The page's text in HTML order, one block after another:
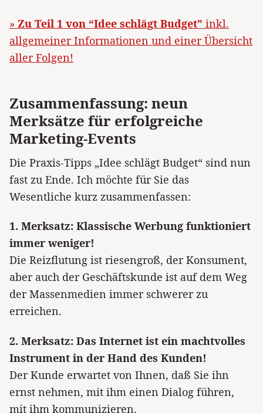
» Zu Teil 1 von “Idee schlägt Budget” inkl.
allgemeiner Informationen und einer Übersicht
aller Folgen!
Zusammenfassung: neun
Merksätze für erfolgreiche
Marketing-Events
Die Praxis-Tipps „Idee schlägt Budget“ sind nun
fast zu Ende. Ich möchte für Sie das
Wesentliche kurz zusammenfassen:
1. Merksatz: Klassische Werbung funktioniert
immer weniger!
Die Reizflutung ist riesengroß, der Konsument,
aber auch der Geschäftskunde ist auf dem Weg
der Massenmedien immer schwerer zu
erreichen.
2. Merksatz: Das Internet ist ein machtvolles
Instrument in der Hand des Kunden!
Der Kunde erwartet von Ihnen, daß Sie ihn
ernst nehmen, mit ihm einen Dialog führen,
mit ihm kommunizieren.